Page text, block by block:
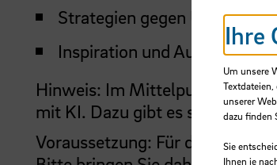
Strategien gegen
Inspiration und Austausch
Hinweis: Im Mittelpunkt
mit KI. Dazu gibt es spezielle
Voraussetzung: Für die
Ihre
Um unsere
unserer
dazu finden
Sie
Ihnen je